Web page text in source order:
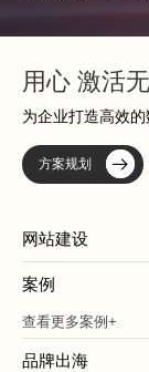
用心 激活
为企业打造高效
方案规划
网站建设
案例
查看更多案例+
品牌出海